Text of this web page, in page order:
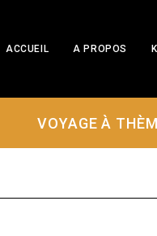
ACCUEIL A PROPOS
VOYAGE À